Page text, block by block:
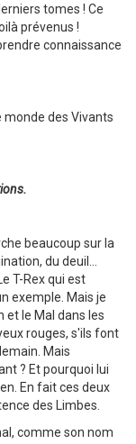
tomes ! Ce
prévenus !
connaissance
monde des Vivants
beaucoup sur la
du deuil...
T-Rex qui est
exemple. Mais je
et le Mal dans les
rouges, s'ils font
Mais
? Et pourquoi lui
En fait ces deux
des Limbes.
comme son nom